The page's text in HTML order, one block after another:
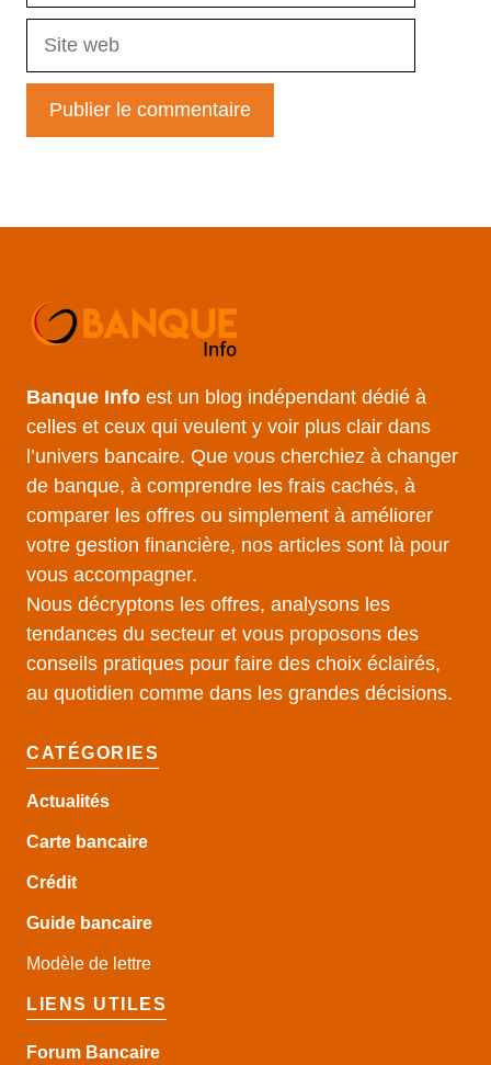
Site
Banque Info est un blog indépendant dédié à
celles et ceux qui veulent y voir plus clair dans
l’univers bancaire. Que vous cherchiez à changer
de banque, à comprendre les frais cachés, à
comparer les offres ou simplement à améliorer
votre gestion financière, nos articles sont là pour
vous accompagner.
Nous décryptons les offres, analysons les
tendances du secteur et vous proposons des
conseils pratiques pour faire des choix éclairés,
au quotidien comme dans les grandes décisions.
CATÉGORIES
Actualités
Carte bancaire
Crédit
Guide bancaire
Modèle de lettre
LIENS UTILES
Forum Bancaire